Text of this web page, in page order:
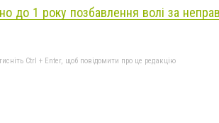
до 1 року позбавлення волі за
Ctrl + Enter, щоб повідомити про це редакцію